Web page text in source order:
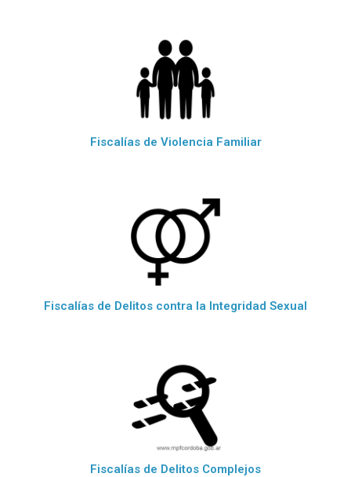
Fiscalías de Violencia Familiar
Fiscalías de Delitos contra la Integridad Sexual
Fiscalías de Delitos Complejos